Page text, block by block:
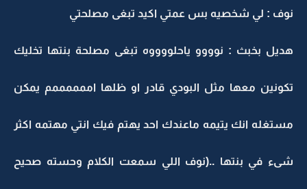
نوف : لي شخصيه بس عمتي اكيد تبغى مصلحتي
هديل بخبث : نوووو ياحلووووه تبغى مصلحة بنتها تخليك
تكونين معها مثل البودي قادر او ظلها اممممممم يمكن
مستغله انك يتيمه ماعندك احد يهتم فيك انتي مهتمه اكثر
شىء في بنتها ..(نوف اللي سمعت الكلام وحسته صحيح